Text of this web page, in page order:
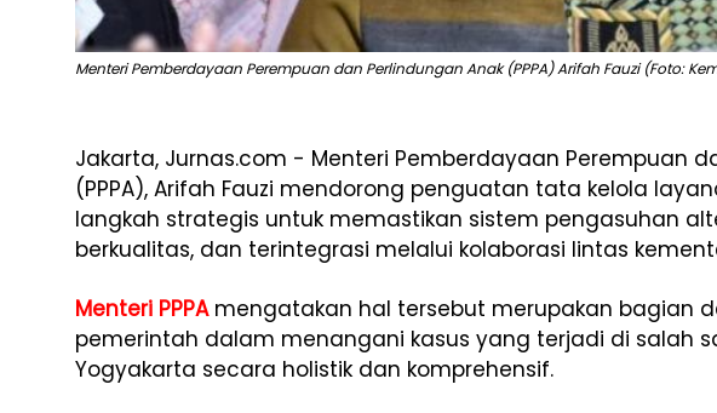
Menteri Pemberdayaan Perempuan dan Perlindungan Anak (PPPA) Arifah Fauzi (Foto:
Jakarta, Jurnas.com - Menteri Pemberdayaan Perempuan
(PPPA), Arifah Fauzi mendorong penguatan tata kelola
langkah strategis untuk memastikan sistem pengasuhan
berkualitas, dan terintegrasi melalui kolaborasi lintas
Menteri PPPAmengatakan hal tersebut merupakan bagian
pemerintah dalam menangani kasus yang terjadi di salah
Yogyakarta secara holistik dan komprehensif.